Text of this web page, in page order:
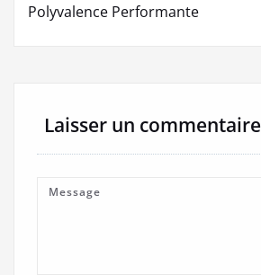
Polyvalence Performante
Laisser un commentaire